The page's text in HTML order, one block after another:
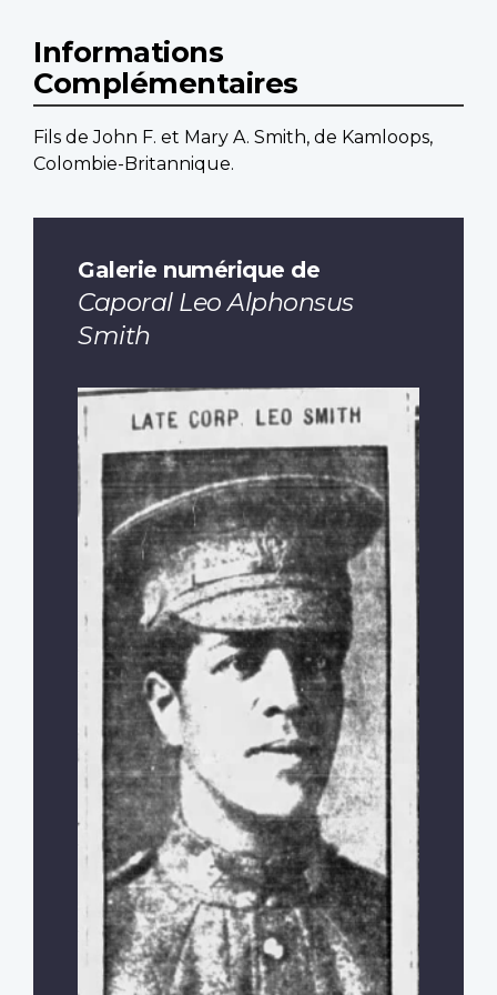
Informations
Complémentaires
Fils de John F. et Mary A. Smith, de Kamloops,
Colombie-Britannique.
Galerie numérique de
Caporal Leo Alphonsus
Smith